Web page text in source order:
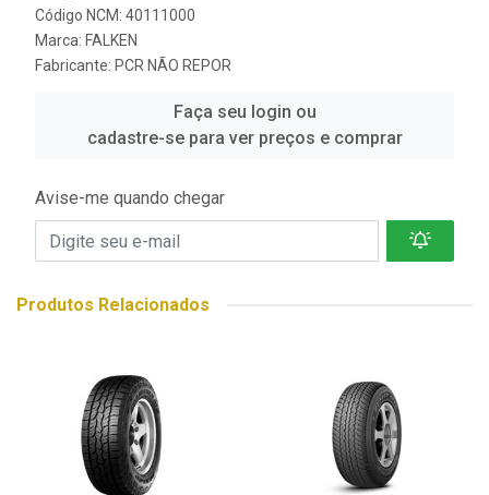
Código NCM: 40111000
Marca: FALKEN
Fabricante: PCR NÃO REPOR
Faça seu login ou
cadastre-se para ver preços e comprar
Avise-me quando chegar
Produtos Relacionados